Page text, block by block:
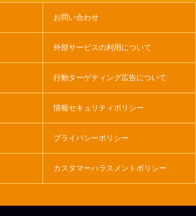
お問い合わせ
外部サービスの利用について
行動ターゲティング広告について
情報セキュリティポリシー
プライバシーポリシー
カスタマーハラスメントポリシー